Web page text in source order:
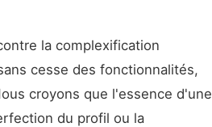
la complexification
cesse des fonctionnalités,
croyons que l'essence d'une
du profil ou la